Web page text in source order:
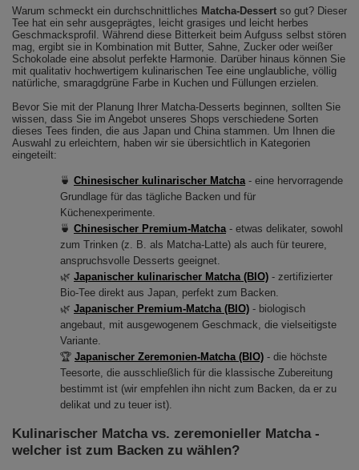
Warum schmeckt ein durchschnittliches Matcha-Dessert so gut? Dieser
Tee hat ein sehr ausgeprägtes, leicht grasiges und leicht herbes
Geschmacksprofil. Während diese Bitterkeit beim Aufguss selbst stören
mag, ergibt sie in Kombination mit Butter, Sahne, Zucker oder weißer
Schokolade eine absolut perfekte Harmonie. Darüber hinaus können Sie
mit qualitativ hochwertigem kulinarischen Tee eine unglaubliche, völlig
natürliche, smaragdgrüne Farbe in Kuchen und Füllungen erzielen.
Bevor Sie mit der Planung Ihrer Matcha-Desserts beginnen, sollten Sie
wissen, dass Sie im Angebot unseres Shops verschiedene Sorten
dieses Tees finden, die aus Japan und China stammen. Um Ihnen die
Auswahl zu erleichtern, haben wir sie übersichtlich in Kategorien
eingeteilt:
🍵 Chinesischer kulinarischer Matcha- eine hervorragende
Grundlage für das tägliche Backen und für
Küchenexperimente.
🍵 Chinesischer Premium-Matcha- etwas delikater, sowohl
zum Trinken (z. B. als Matcha-Latte) als auch für teurere,
anspruchsvolle Desserts geeignet.
🌿 Japanischer kulinarischer Matcha (BIO) - zertifizierter
Bio-Tee direkt aus Japan, perfekt zum Backen.
🌿 Japanischer Premium-Matcha (BIO) - biologisch
angebaut, mit ausgewogenem Geschmack, die vielseitigste
Variante.
🏆 Japanischer Zeremonien-Matcha (BIO) - die höchste
Teesorte, die ausschließlich für die klassische Zubereitung
bestimmt ist (wir empfehlen ihn nicht zum Backen, da er zu
delikat und zu teuer ist).
Kulinarischer Matcha vs. zeremonieller Matcha -
welcher ist zum Backen zu wählen?